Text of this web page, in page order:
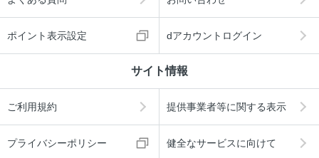
ポイント表示設定 dアカウントログイン
サイト情報
ご利用規約 提供事業者等に関する表示
プライバシーポリシー 健全なサービスに向けて